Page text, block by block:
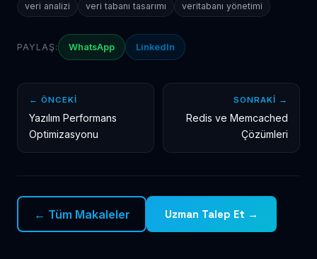
veri analizi
veri tabanı tasarımı veritabanı yönetimi
PAYLAŞ: WhatsApp LinkedIn
← ÖNCEKI
Yazılım Performans
Optimizasyonu
SONRAKI →
Redis ve Memcached
Çözümleri
← Tüm Makaleler Uzman Talep Et →